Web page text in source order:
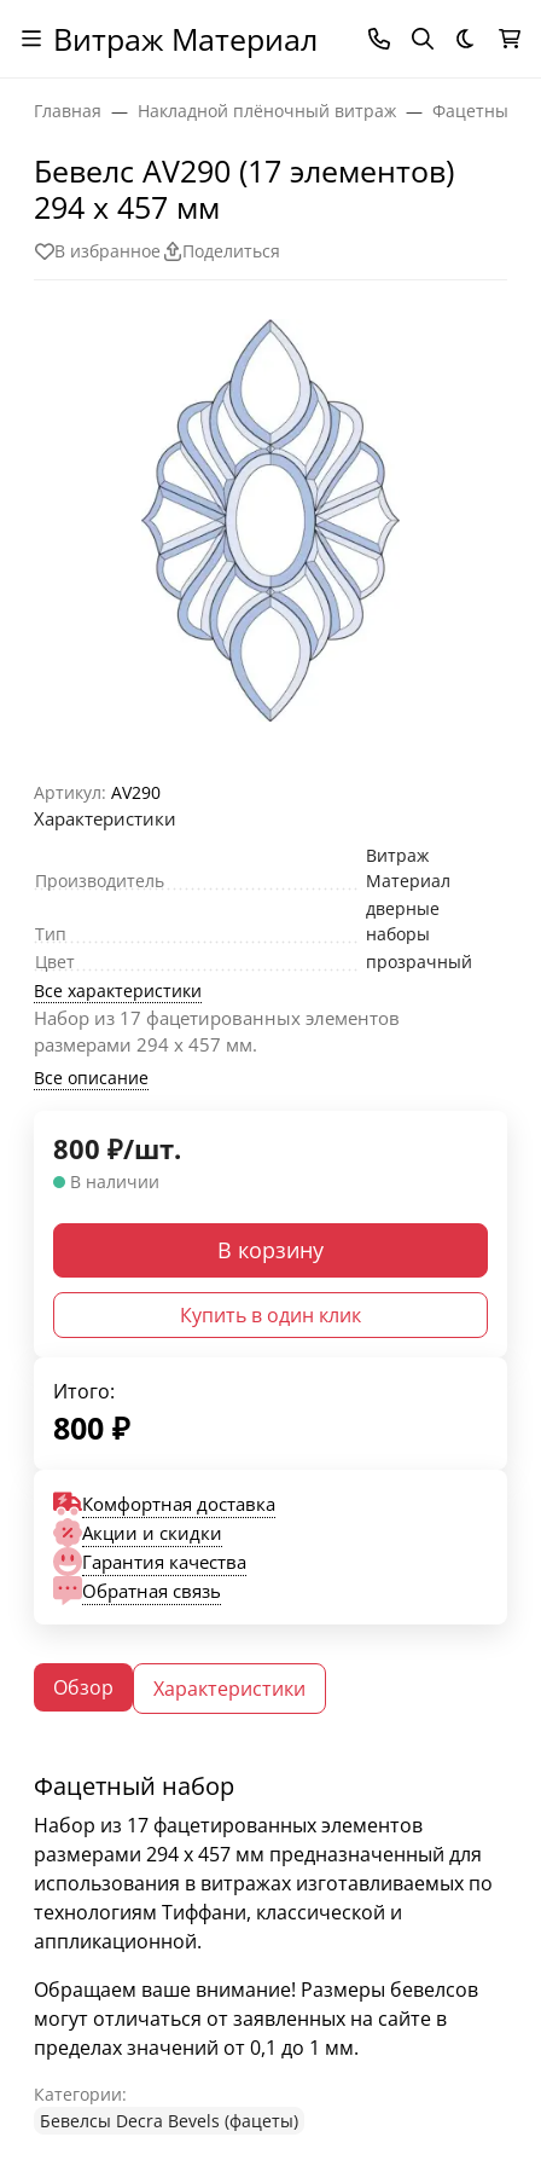
Витраж Материал Темная
Главная Накладной плёночный витраж Фацетные
Бевелс AV290 (17 элементов)
294 х 457 мм
В избранное Поделиться
Артикул: AV290
Характеристики
Производитель
Витраж
Материал
Тип
дверные
наборы
Цвет
прозрачный
Все характеристики
Набор из 17 фацетированных элементов
размерами 294 х 457 мм.
Все описание
800 ₽/шт.
В наличии
В корзину
Купить в один клик
Итого:
800 ₽
Комфортная доставка
Акции и скидки
Гарантия качества
Обратная связь
Обзор Характеристики
Фацетный набор
Набор из 17 фацетированных элементов
размерами 294 х 457 мм предназначенный для
использования в витражах изготавливаемых по
технологиям Тиффани, классической и
аппликационной.
Обращаем ваше внимание! Размеры бевелсов
могут отличаться от заявленных на сайте в
пределах значений от 0,1 до 1 мм.
Категории:
Бевелсы Decra Bevels (фацеты)